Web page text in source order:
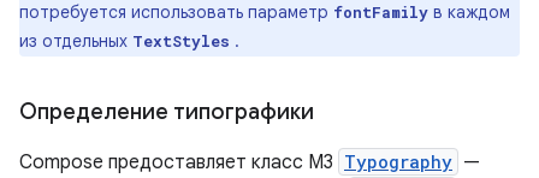
потребуется использовать параметр fontFamily в каждом
из отдельных TextStyles .
Определение типографики
Compose предоставляет класс M3 Typography —